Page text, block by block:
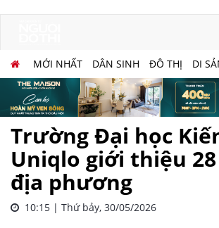
MỚI NHẤT DÂN SINH ĐÔ THỊ DI
Trường Đại học
Uniqlo giới thiệu
địa phương
10:15 | Thứ bảy, 30/05/2026